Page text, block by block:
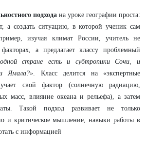
подхода на уроке географии проста:
а создать ситуацию, в которой ученик сам
изучая климат России, учитель не
а предлагает классу проблемный
стране есть и субтропики Сочи, и
Ямала?». Класс делится на «экспертные
свой фактор (солнечную радиацию,
масс, влияние океана и рельефа), а затем
Такой подход развивает не только
и критическое мышление, навыки работы в
с информацией